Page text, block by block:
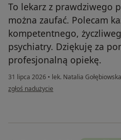
To lekarz z prawdziwego
można zaufać. Polecam
kompetentnego,
psychiatry. Dziękuję za
profesjonalną opiekę.
31 lipca 2026 • lek. Natalia Gołębiowska
w opinii użytkownika EG
zgłoś nadużycie